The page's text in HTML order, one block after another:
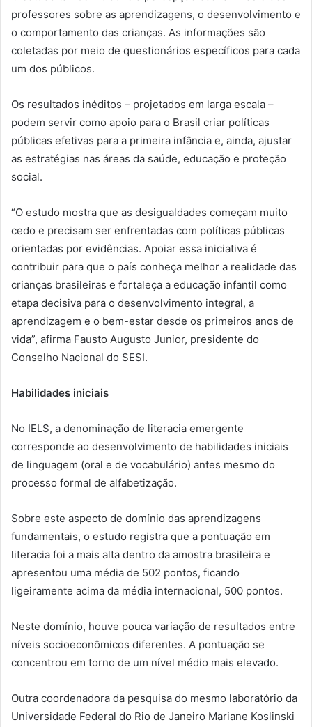
professores sobre as aprendizagens, o desenvolvimento e
o comportamento das crianças. As informações são
coletadas por meio de questionários específicos para cada
um dos públicos.
Os resultados inéditos – projetados em larga escala –
podem servir como apoio para o Brasil criar políticas
públicas efetivas para a primeira infância e, ainda, ajustar
as estratégias nas áreas da saúde, educação e proteção
social.
“O estudo mostra que as desigualdades começam muito
cedo e precisam ser enfrentadas com políticas públicas
orientadas por evidências. Apoiar essa iniciativa é
contribuir para que o país conheça melhor a realidade das
crianças brasileiras e fortaleça a educação infantil como
etapa decisiva para o desenvolvimento integral, a
aprendizagem e o bem-estar desde os primeiros anos de
vida”, afirma Fausto Augusto Junior, presidente do
Conselho Nacional do SESI.
Habilidades iniciais
No IELS, a denominação de literacia emergente
corresponde ao desenvolvimento de habilidades iniciais
de linguagem (oral e de vocabulário) antes mesmo do
processo formal de alfabetização.
Sobre este aspecto de domínio das aprendizagens
fundamentais, o estudo registra que a pontuação em
literacia foi a mais alta dentro da amostra brasileira e
apresentou uma média de 502 pontos, ficando
ligeiramente acima da média internacional, 500 pontos.
Neste domínio, houve pouca variação de resultados entre
níveis socioeconômicos diferentes. A pontuação se
concentrou em torno de um nível médio mais elevado.
Outra coordenadora da pesquisa do mesmo laboratório da
Universidade Federal do Rio de Janeiro Mariane Koslinski